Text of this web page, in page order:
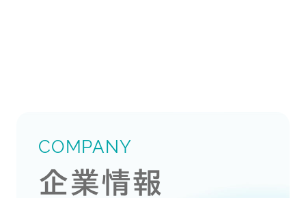
COMPANY
企業情報